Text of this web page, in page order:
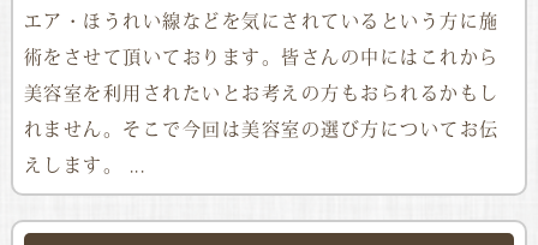
エア・ほうれい線などを気にされているという方に施
術をさせて頂いております。皆さんの中にはこれから
美容室を利用されたいとお考えの方もおられるかもし
れません。そこで今回は美容室の選び方についてお伝
えします。 ...